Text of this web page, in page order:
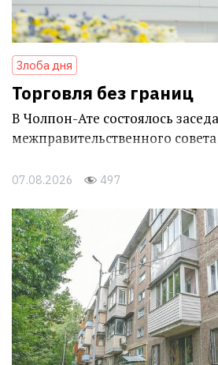
Злоба дня
Торговля без границ
В Чолпон-Ате состоялось
межправительственного
07.08.2026 497